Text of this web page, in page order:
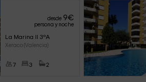
desde 9€
persona y noche
La Marina II 3ºA
Xeraco (Valencia)
7 3 2